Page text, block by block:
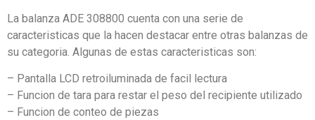
La balanza ADE 308800 cuenta con una serie de
caracteristicas que la hacen destacar entre otras balanzas de
su categoria. Algunas de estas caracteristicas son:
– Pantalla LCD retroiluminada de facil lectura
– Funcion de tara para restar el peso del recipiente utilizado
– Funcion de conteo de piezas